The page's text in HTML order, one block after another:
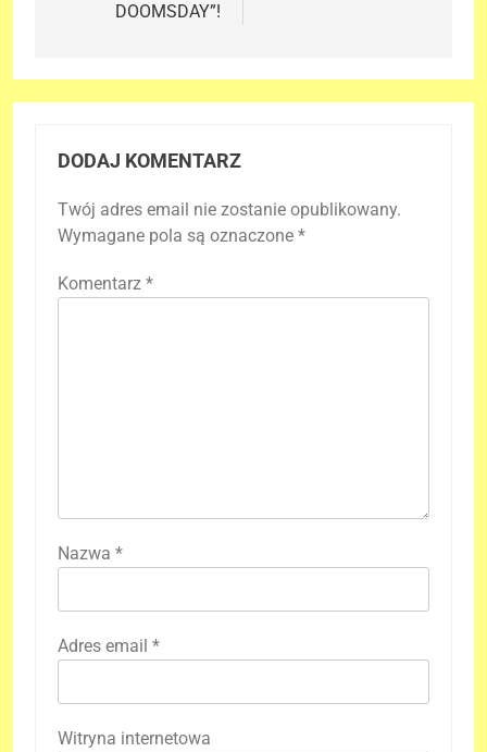
DOOMSDAY”!
DODAJ KOMENTARZ
Twój adres email nie zostanie opublikowany.
Wymagane pola są oznaczone *
Komentarz *
Nazwa *
Adres email *
Witryna internetowa